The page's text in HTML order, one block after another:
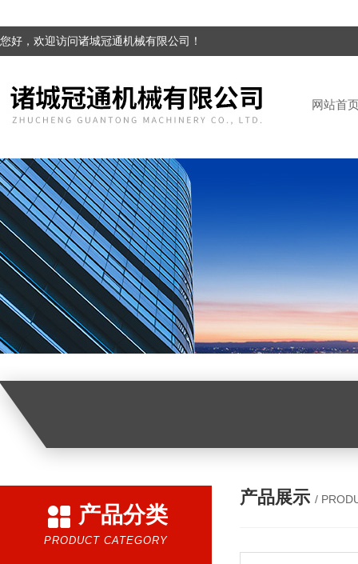
您好，欢迎访问诸城冠通机械有限公司！
网站首
产品分类
PRODUCT CATEGORY
产品展示 /